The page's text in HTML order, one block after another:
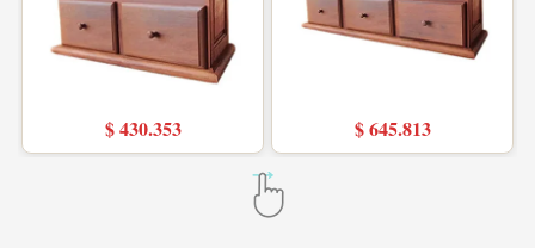
$ 430.353 $ 645.813